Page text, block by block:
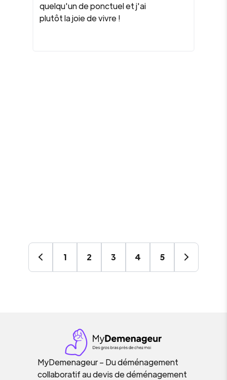
quelqu'un de ponctuel et j'ai
plutôt la joie de vivre !
1 2 3 4 5
MyDemenageur – Du déménagement
collaboratif au devis de déménagement